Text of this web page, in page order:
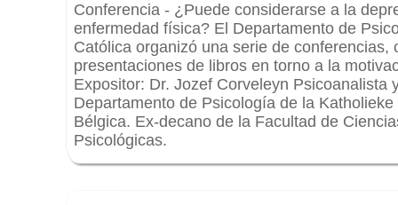
Conferencia - ¿Puede considerarse a la
enfermedad física? El Departamento de
Católica organizó una serie de conferencias,
presentaciones de libros en torno a la
Expositor: Dr. Jozef Corveleyn Psicoanalista
Departamento de Psicología de la
Bélgica. Ex-decano de la Facultad de
Psicológicas.